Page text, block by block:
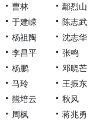
曹林
鄢烈山
于建嵘
陈志武
杨祖陶
沈志华
李昌平
张鸣
杨鹏
邓晓芒
马玲
王振东
熊培云
秋风
周枫
蒋兆勇